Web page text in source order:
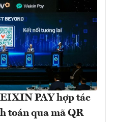
PAY hợp tác
toán qua mã QR